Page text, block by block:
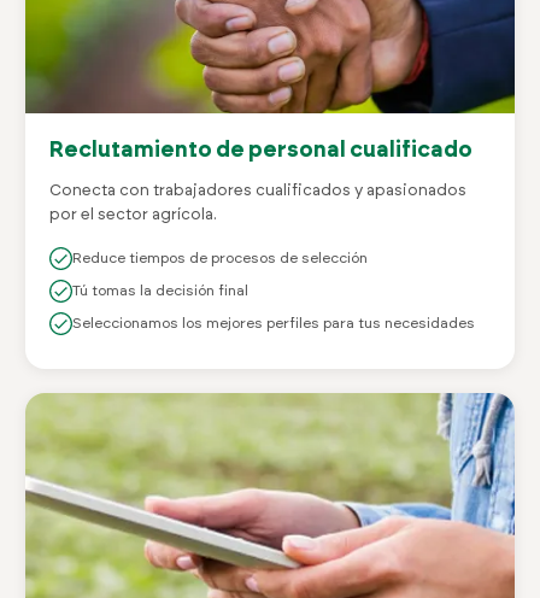
Reclutamiento de personal cualificado
Conecta con trabajadores cualificados y apasionados
por el sector agrícola.
Reduce tiempos de procesos de selección
Tú tomas la decisión final
Seleccionamos los mejores perfiles para tus necesidades